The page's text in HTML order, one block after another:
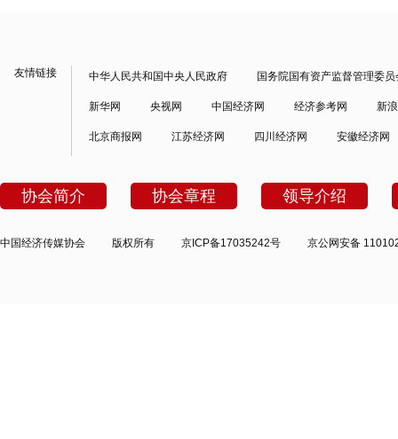
友情链接 中华人民共和国中央人民政府 国务院国有资产监督管理委员
新华网 央视网 中国经济网 经济参考网 新
北京商报网 江苏经济网 四川经济网 安徽经济网
协会简介 协会章程 领导介绍
中国经济传媒协会 版权所有 京ICP备17035242号 京公网安备